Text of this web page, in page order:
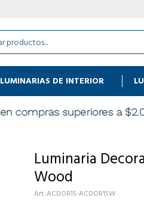
LUMINARIAS DE INTERIOR
Luminaria
Wood
ACDOR15-ACDOR15W